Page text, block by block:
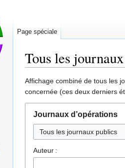
Tous les
Aller
à
la
navigation
Aller
à
la
recherche
Affichage combiné de tous les
concernée (ces deux derniers
Journaux d’opérations
Auteur :
Page spéciale